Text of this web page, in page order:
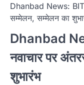
Dhanbad News: BIT
सम्मेलन, सम्मेलन का
Dhanbad
नवाचार पर
शुभारंभ